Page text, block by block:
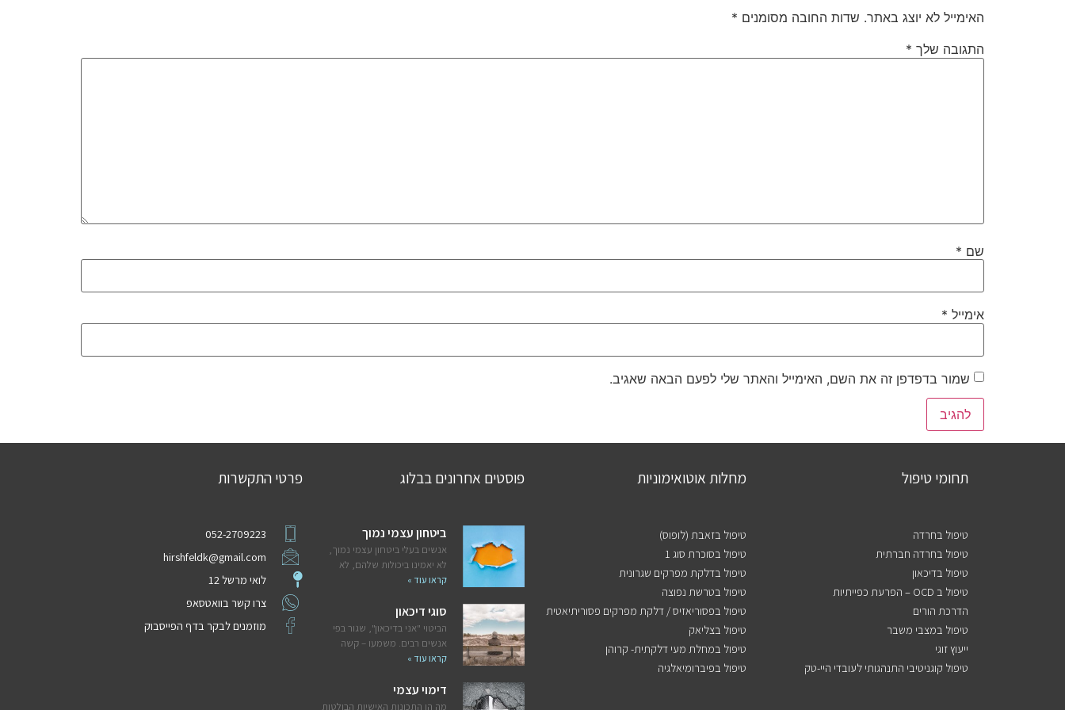
האימייל לא יוצג באתר. שדות החובה מסומנים *
התגובה שלך *
שם *
אימייל *
שמור בדפדפן זה את השם, האימייל והאתר שלי לפעם הבאה שאגיב.
תחומי טיפול
טיפול בחרדה
טיפול בחרדה חברתית
טיפול בדיכאון
טיפול ב OCD – הפרעת כפייתיות
הדרכת הורים
טיפול במצבי משבר
ייעוץ זוגי
טיפול קוגניטיבי התנהגותי לעובדי היי-טק
מחלות אוטואימוניות
טיפול בזאבת (לופוס)
טיפול בסוכרת סוג 1
טיפול בדלקת מפרקים שגרונית
טיפול בטרשת נפוצה
טיפול בפסוריאזיס / דלקת מפרקים פסוריתיאטית
טיפול בצליאק
טיפול במחלת מעי דלקתית- קרוהן
טיפול בפיברומיאלגיה
פוסטים אחרונים בבלוג
ביטחון עצמי נמוך
אנשים בעלי ביטחון עצמי נמוך,
לא יאמינו ביכולות שלהם, לא
קראו עוד »
סוגי דיכאון
הביטוי "אני בדיכאון", שגור בפי
אנשים רבים. משמעו – קשה
קראו עוד »
דימוי עצמי
מה הן התכונות האישיות הבולטות
פרטי התקשרות
052-2709223
hirshfeldk@gmail.com
לואי מרשל 12
צרו קשר בוואטסאפ
מוזמנים לבקר בדף הפייסבוק